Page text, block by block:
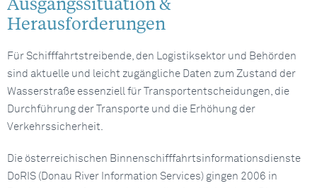
Herausforderungen
Für Schifffahrtstreibende, den Logistiksektor und Behörden
sind aktuelle und leicht zugängliche Daten zum Zustand der
Wasserstraße essenziell für Transportentscheidungen, die
Durchführung der Transporte und die Erhöhung der
Verkehrssicherheit.
Die österreichischen Binnenschifffahrtsinformationsdienste
DoRIS (Donau River Information Services) gingen 2006 in